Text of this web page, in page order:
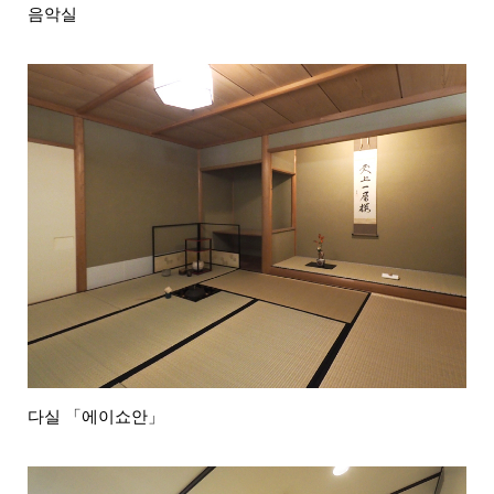
음악실
다실 「에이쇼안」